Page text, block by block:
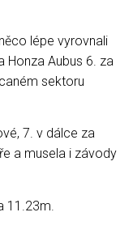
lépe vyrovnali
Honza Aubus 6. za
sektoru
7. v dálce za
a musela i závody
11.23m.